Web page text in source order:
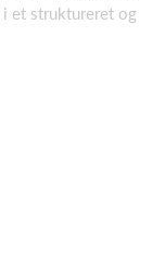
et struktureret og